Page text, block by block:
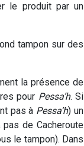
le produit par un
tampon sur des
la présence de
pour Pessa’h. Si
pas à Pessa’h) un
de Cacheroute
le tampon). Dans